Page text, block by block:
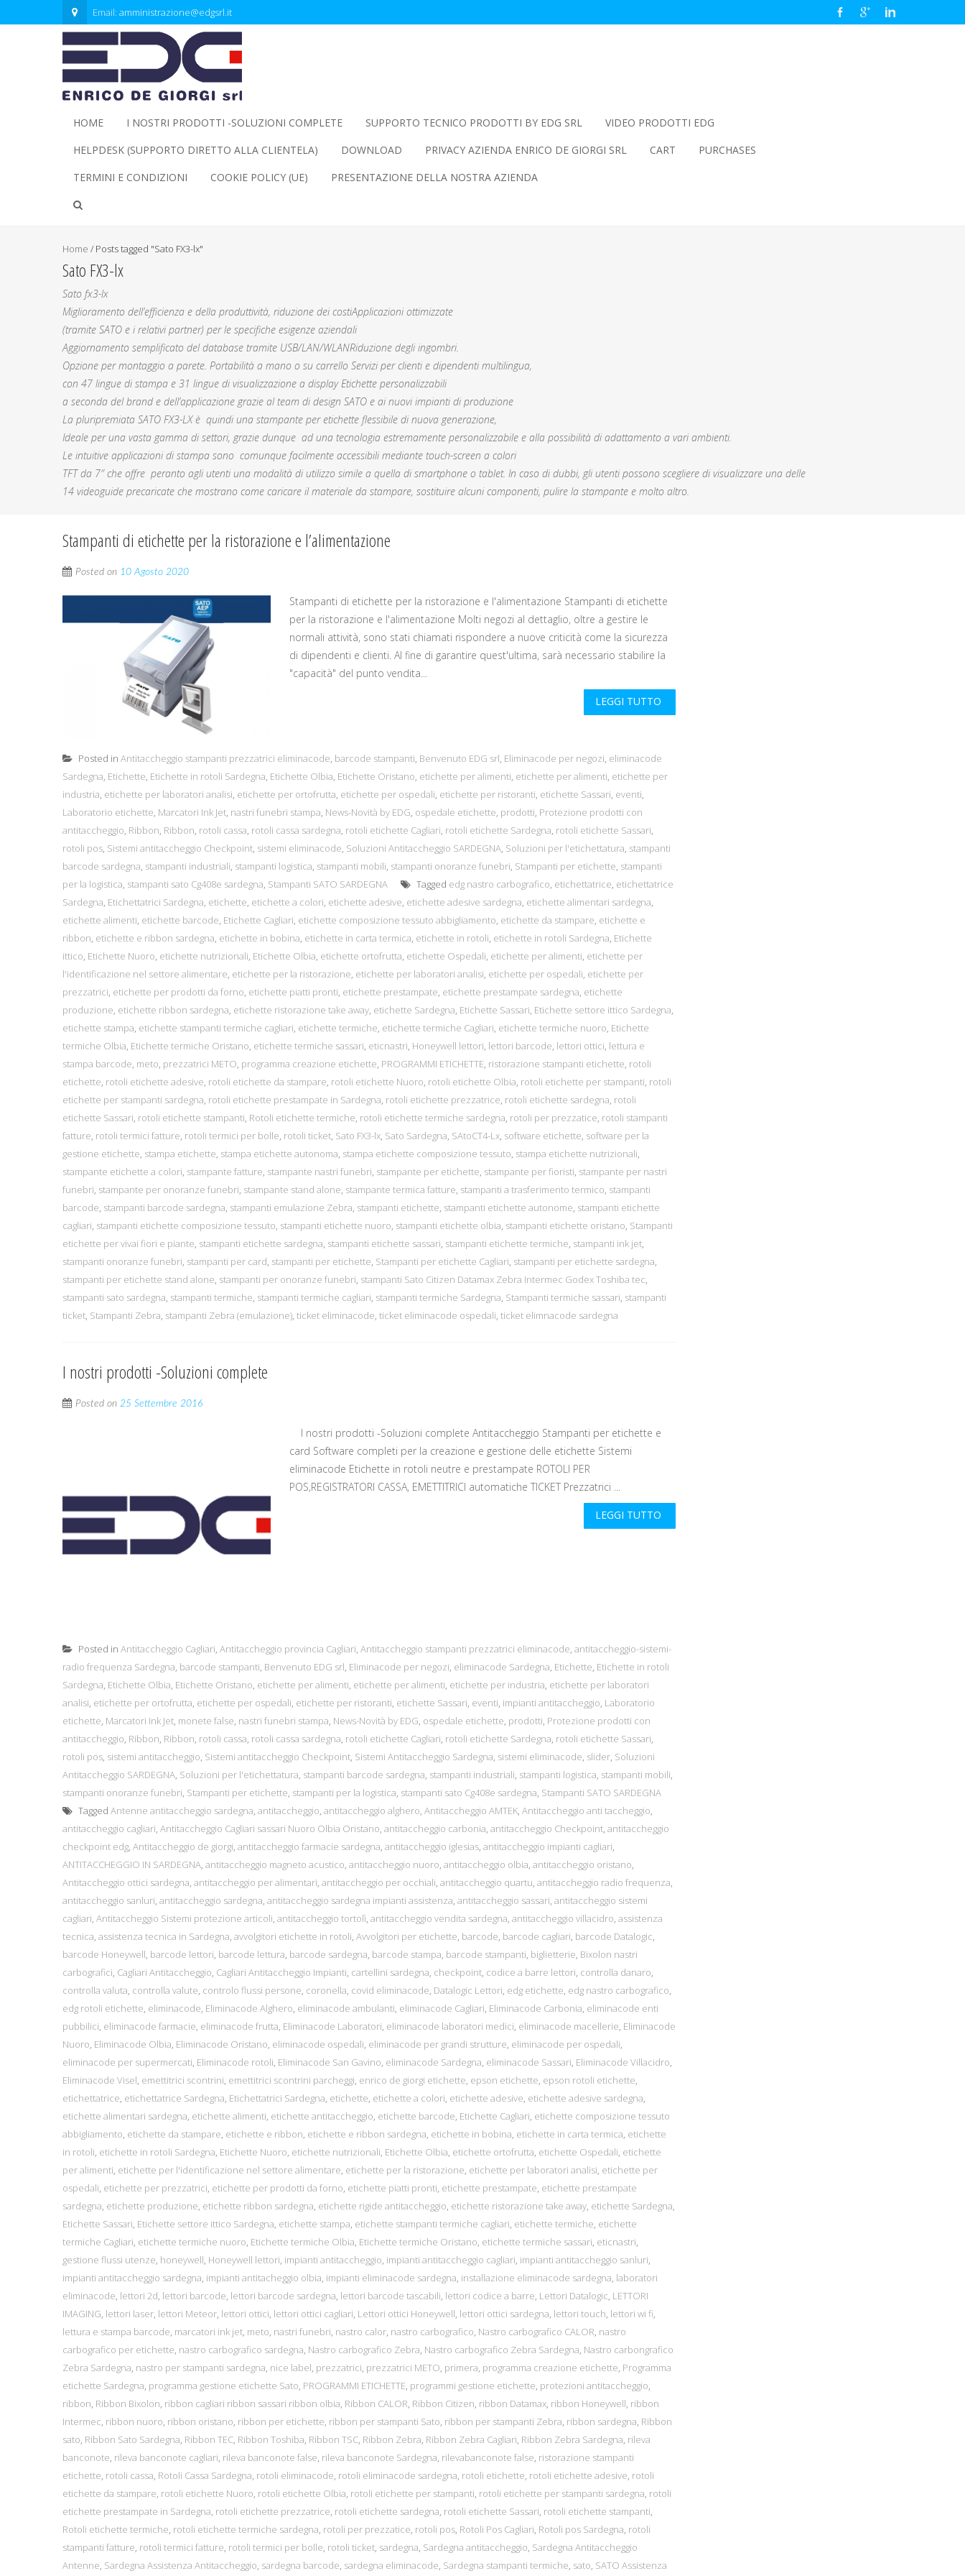
Email: amministrazione@edgsrl.it
HOME I NOSTRI PRODOTTI -SOLUZIONI COMPLETE SUPPORTO TECNICO PRODOTTI BY EDG SRL
VIDEO PRODOTTI EDG
HELPDESK (SUPPORTO DIRETTO ALLA CLIENTELA)
DOWNLOAD PRIVACY AZIENDA ENRICO DE GIORGI SRL CART
PURCHASES
TERMINI E CONDIZIONI
COOKIE POLICY (UE) PRESENTAZIONE DELLA NOSTRA AZIENDA
Home / Posts tagged "Sato FX3-lx"
Sato FX3-lx
Sato fx3-lx
Miglioramento dell’efficienza e della produttività, riduzione dei costiApplicazioni ottimizzate
(tramite SATO e i relativi partner) per le specifiche esigenze aziendali
Aggiornamento semplificato del database tramite USB/LAN/WLANRiduzione degli ingombri.
Opzione per montaggio a parete. Portabilità a mano o su carrello Servizi per clienti e dipendenti multilingua,
con 47 lingue di stampa e 31 lingue di visualizzazione a displayEtichette personalizzabili
a seconda del brand e dell’applicazione grazie al team di design SATO e ai nuovi impianti di produzione
La pluripremiata SATO FX3-LX è quindi una stampante per etichette flessibile di nuova generazione,
Ideale per una vasta gamma di settori, grazie dunque ad una tecnologia estremamente personalizzabile e alla possibilità di adattamento a vari ambienti.
Le intuitive applicazioni di stampa sono comunque facilmente accessibili mediante touch-screen a colori
TFT da 7″ che offre peranto agli utenti una modalità di utilizzo simile a quella di smartphone o tablet. In caso di dubbi, gli utenti possono scegliere di visualizzare una delle
14 videoguide precaricate che mostrano come caricare il materiale da stampare, sostituire alcuni componenti, pulire la stampante e molto altro.
Stampanti di etichette per la ristorazione e l’alimentazione
Posted on 10 Agosto 2020
Stampanti di etichette per la ristorazione e l'alimentazione Stampanti di etichette
per la ristorazione e l'alimentazione Molti negozi al dettaglio, oltre a gestire le
normali attività, sono stati chiamati rispondere a nuove criticità come la sicurezza
di dipendenti e clienti. Al fine di garantire quest'ultima, sarà necessario stabilire la
"capacità" del punto vendita...
LEGGI TUTTO
Posted in Antitaccheggio stampanti prezzatrici eliminacode, barcode stampanti, Benvenuto EDG srl, Eliminacode per negozi, eliminacode
Sardegna, Etichette, Etichette in rotoli Sardegna, Etichette Olbia, Etichette Oristano, etichette per alimenti, etichette per alimenti, etichette per
industria, etichette per laboratori analisi, etichette per ortofrutta, etichette per ospedali, etichette per ristoranti, etichette Sassari, eventi,
Laboratorio etichette, Marcatori Ink Jet, nastri funebri stampa, News-Novità by EDG, ospedale etichette, prodotti, Protezione prodotti con
antitaccheggio, Ribbon, Ribbon, rotoli cassa, rotoli cassa sardegna, rotoli etichette Cagliari, rotoli etichette Sardegna, rotoli etichette Sassari,
rotoli pos, Sistemi antitaccheggio Checkpoint, sistemi eliminacode, Soluzioni Antitaccheggio SARDEGNA, Soluzioni per l'etichettatura, stampanti
barcode sardegna, stampanti industriali, stampanti logistica, stampanti mobili, stampanti onoranze funebri, Stampanti per etichette, stampanti
per la logistica, stampanti sato Cg408e sardegna, Stampanti SATO SARDEGNA Tagged edg nastro carbografico, etichettatrice, etichettatrice
Sardegna, Etichettatrici Sardegna, etichette, etichette a colori, etichette adesive, etichette adesive sardegna, etichette alimentari sardegna,
etichette alimenti, etichette barcode, Etichette Cagliari, etichette composizione tessuto abbigliamento, etichette da stampare, etichette e
ribbon, etichette e ribbon sardegna, etichette in bobina, etichette in carta termica, etichette in rotoli, etichette in rotoli Sardegna, Etichette
ittico, Etichette Nuoro, etichette nutrizionali, Etichette Olbia, etichette ortofrutta, etichette Ospedali, etichette per alimenti, etichette per
l'identificazione nel settore alimentare, etichette per la ristorazione, etichette per laboratori analisi, etichette per ospedali, etichette per
prezzatrici, etichette per prodotti da forno, etichette piatti pronti, etichette prestampate, etichette prestampate sardegna, etichette
produzione, etichette ribbon sardegna, etichette ristorazione take away, etichette Sardegna, Etichette Sassari, Etichette settore ittico Sardegna,
etichette stampa, etichette stampanti termiche cagliari, etichette termiche, etichette termiche Cagliari, etichette termiche nuoro, Etichette
termiche Olbia, Etichette termiche Oristano, etichette termiche sassari, eticnastri, Honeywell lettori, lettori barcode, lettori ottici, lettura e
stampa barcode, meto, prezzatrici METO, programma creazione etichette, PROGRAMMI ETICHETTE, ristorazione stampanti etichette, rotoli
etichette, rotoli etichette adesive, rotoli etichette da stampare, rotoli etichette Nuoro, rotoli etichette Olbia, rotoli etichette per stampanti, rotoli
etichette per stampanti sardegna, rotoli etichette prestampate in Sardegna, rotoli etichette prezzatrice, rotoli etichette sardegna, rotoli
etichette Sassari, rotoli etichette stampanti, Rotoli etichette termiche, rotoli etichette termiche sardegna, rotoli per prezzatice, rotoli stampanti
fatture, rotoli termici fatture, rotoli termici per bolle, rotoli ticket, Sato FX3-lx, Sato Sardegna, SAtoCT4-Lx, software etichette, software per la
gestione etichette, stampa etichette, stampa etichette autonoma, stampa etichette composizione tessuto, stampa etichette nutrizionali,
stampante etichette a colori, stampante fatture, stampante nastri funebri, stampante per etichette, stampante per fioristi, stampante per nastri
funebri, stampante per onoranze funebri, stampante stand alone, stampante termica fatture, stampanti a trasferimento termico, stampanti
barcode, stampanti barcode sardegna, stampanti emulazione Zebra, stampanti etichette, stampanti etichette autonome, stampanti etichette
cagliari, stampanti etichette composizione tessuto, stampanti etichette nuoro, stampanti etichette olbia, stampanti etichette oristano, Stampanti
etichette per vivai fiori e piante, stampanti etichette sardegna, stampanti etichette sassari, stampanti etichette termiche, stampanti ink jet,
stampanti onoranze funebri, stampanti per card, stampanti per etichette, Stampanti per etichette Cagliari, stampanti per etichette sardegna,
stampanti per etichette stand alone, stampanti per onoranze funebri, stampanti Sato Citizen Datamax Zebra Intermec Godex Toshiba tec,
stampanti sato sardegna, stampanti termiche, stampanti termiche cagliari, stampanti termiche Sardegna, Stampanti termiche sassari, stampanti
ticket, Stampanti Zebra, stampanti Zebra (emulazione), ticket eliminacode, ticket eliminacode ospedali, ticket elimnacode sardegna
I nostri prodotti -Soluzioni complete
Posted on 25 Settembre 2016
I nostri prodotti -Soluzioni complete Antitaccheggio Stampanti per etichette e
card Software completi per la creazione e gestione delle etichette Sistemi
eliminacode Etichette in rotoli neutre e prestampate ROTOLI PER
POS,REGISTRATORI CASSA, EMETTITRICI automatiche TICKET Prezzatrici ...
LEGGI TUTTO
Posted in Antitaccheggio Cagliari, Antitaccheggio provincia Cagliari, Antitaccheggio stampanti prezzatrici eliminacode, antitaccheggio-sistemi-
radio frequenza Sardegna, barcode stampanti, Benvenuto EDG srl, Eliminacode per negozi, eliminacode Sardegna, Etichette, Etichette in rotoli
Sardegna, Etichette Olbia, Etichette Oristano, etichette per alimenti, etichette per alimenti, etichette per industria, etichette per laboratori
analisi, etichette per ortofrutta, etichette per ospedali, etichette per ristoranti, etichette Sassari, eventi, impianti antitaccheggio, Laboratorio
etichette, Marcatori Ink Jet, monete false, nastri funebri stampa, News-Novità by EDG, ospedale etichette, prodotti, Protezione prodotti con
antitaccheggio, Ribbon, Ribbon, rotoli cassa, rotoli cassa sardegna, rotoli etichette Cagliari, rotoli etichette Sardegna, rotoli etichette Sassari,
rotoli pos, sistemi antitaccheggio, Sistemi antitaccheggio Checkpoint, Sistemi Antitaccheggio Sardegna, sistemi eliminacode, slider, Soluzioni
Antitaccheggio SARDEGNA, Soluzioni per l'etichettatura, stampanti barcode sardegna, stampanti industriali, stampanti logistica, stampanti mobili,
stampanti onoranze funebri, Stampanti per etichette, stampanti per la logistica, stampanti sato Cg408e sardegna, Stampanti SATO SARDEGNA
Tagged Antenne antitaccheggio sardegna, antitaccheggio, antitaccheggio alghero, Antitaccheggio AMTEK, Antitaccheggio anti taccheggio,
antitaccheggio cagliari, Antitaccheggio Cagliari sassari Nuoro Olbia Oristano, antitaccheggio carbonia, antitaccheggio Checkpoint, antitaccheggio
checkpoint edg, Antitaccheggio de giorgi, antitaccheggio farmacie sardegna, antitaccheggio iglesias, antitaccheggio impianti cagliari,
ANTITACCHEGGIO IN SARDEGNA, antitaccheggio magneto acustico, antitaccheggio nuoro, antitaccheggio olbia, antitaccheggio oristano,
Antitaccheggio ottici sardegna, antitaccheggio per alimentari, antitaccheggio per occhiali, antitaccheggio quartu, antitaccheggio radio frequenza,
antitaccheggio sanluri, antitaccheggio sardegna, antitaccheggio sardegna impianti assistenza, antitaccheggio sassari, antitaccheggio sistemi
cagliari, Antitaccheggio Sistemi protezione articoli, antitaccheggio tortolì, antitaccheggio vendita sardegna, antitaccheggio villacidro, assistenza
tecnica, assistenza tecnica in Sardegna, avvolgitori etichette in rotoli, Avvolgitori per etichette, barcode, barcode cagliari, barcode Datalogic,
barcode Honeywell, barcode lettori, barcode lettura, barcode sardegna, barcode stampa, barcode stampanti, biglietterie, Bixolon nastri
carbografici, Cagliari Antitaccheggio, Cagliari Antitaccheggio Impianti, cartellini sardegna, checkpoint, codice a barre lettori, controlla danaro,
controlla valuta, controlla valute, controlo flussi persone, coronella, covid eliminacode, Datalogic Lettori, edg etichette, edg nastro carbografico,
edg rotoli etichette, eliminacode, Eliminacode Alghero, eliminacode ambulanti, eliminacode Cagliari, Eliminacode Carbonia, eliminacode enti
pubbilici, eliminacode farmacie, eliminacode frutta, Eliminacode Laboratori, eliminacode laboratori medici, eliminacode macellerie, Eliminacode
Nuoro, Eliminacode Olbia, Eliminacode Oristano, eliminacode ospedali, eliminacode per grandi strutture, eliminacode per ospedali,
eliminacode per supermercati, Eliminacode rotoli, Eliminacode San Gavino, eliminacode Sardegna, eliminacode Sassari, Eliminacode Villacidro,
Eliminacode Visel, emettitrici scontrini, emettitrici scontrini parcheggi, enrico de giorgi etichette, epson etichette, epson rotoli etichette,
etichettatrice, etichettatrice Sardegna, Etichettatrici Sardegna, etichette, etichette a colori, etichette adesive, etichette adesive sardegna,
etichette alimentari sardegna, etichette alimenti, etichette antitaccheggio, etichette barcode, Etichette Cagliari, etichette composizione tessuto
abbigliamento, etichette da stampare, etichette e ribbon, etichette e ribbon sardegna, etichette in bobina, etichette in carta termica, etichette
in rotoli, etichette in rotoli Sardegna, Etichette Nuoro, etichette nutrizionali, Etichette Olbia, etichette ortofrutta, etichette Ospedali, etichette
per alimenti, etichette per l'identificazione nel settore alimentare, etichette per la ristorazione, etichette per laboratori analisi, etichette per
ospedali, etichette per prezzatrici, etichette per prodotti da forno, etichette piatti pronti, etichette prestampate, etichette prestampate
sardegna, etichette produzione, etichette ribbon sardegna, etichette rigide antitaccheggio, etichette ristorazione take away, etichette Sardegna,
Etichette Sassari, Etichette settore ittico Sardegna, etichette stampa, etichette stampanti termiche cagliari, etichette termiche, etichette
termiche Cagliari, etichette termiche nuoro, Etichette termiche Olbia, Etichette termiche Oristano, etichette termiche sassari, eticnastri,
gestione flussi utenze, honeywell, Honeywell lettori, impianti antitaccheggio, impianti antitaccheggio cagliari, impianti antitaccheggio sanluri,
impianti antitaccheggio sardegna, impianti antitacheggio olbia, impianti eliminacode sardegna, installazione eliminacode sardegna, laboratori
eliminacode, lettori 2d, lettori barcode, lettori barcode sardegna, lettori barcode tascabili, lettori codice a barre, Lettori Datalogic, LETTORI
IMAGING, lettori laser, lettori Meteor, lettori ottici, lettori ottici cagliari, Lettori ottici Honeywell, lettori ottici sardegna, lettori touch, lettori wi fi,
lettura e stampa barcode, marcatori ink jet, meto, nastri funebri, nastro calor, nastro carbografico, Nastro carbografico CALOR, nastro
carbografico per etichette, nastro carbografico sardegna, Nastro carbografico Zebra, Nastro carbografico Zebra Sardegna, Nastro carbongrafico
Zebra Sardegna, nastro per stampanti sardegna, nice label, prezzatrici, prezzatrici METO, primera, programma creazione etichette, Programma
etichette Sardegna, programma gestione etichette Sato, PROGRAMMI ETICHETTE, programmi gestione etichette, protezioni antitaccheggio,
ribbon, Ribbon Bixolon, ribbon cagliari ribbon sassari ribbon olbia, Ribbon CALOR, Ribbon Citizen, ribbon Datamax, ribbon Honeywell, ribbon
Intermec, ribbon nuoro, ribbon oristano, ribbon per etichette, ribbon per stampanti Sato, ribbon per stampanti Zebra, ribbon sardegna, Ribbon
sato, Ribbon Sato Sardegna, Ribbon TEC, Ribbon Toshiba, Ribbon TSC, Ribbon Zebra, Ribbon Zebra Cagliari, Ribbon Zebra Sardegna, rileva
banconote, rileva banconote cagliari, rileva banconote false, rileva banconote Sardegna, rilevabanconote false, ristorazione stampanti
etichette, rotoli cassa, Rotoli Cassa Sardegna, rotoli eliminacode, rotoli eliminacode sardegna, rotoli etichette, rotoli etichette adesive, rotoli
etichette da stampare, rotoli etichette Nuoro, rotoli etichette Olbia, rotoli etichette per stampanti, rotoli etichette per stampanti sardegna, rotoli
etichette prestampate in Sardegna, rotoli etichette prezzatrice, rotoli etichette sardegna, rotoli etichette Sassari, rotoli etichette stampanti,
Rotoli etichette termiche, rotoli etichette termiche sardegna, rotoli per prezzatice, rotoli pos, Rotoli Pos Cagliari, Rotoli pos Sardegna, rotoli
stampanti fatture, rotoli termici fatture, rotoli termici per bolle, rotoli ticket, sardegna, Sardegna antitaccheggio, Sardegna Antitaccheggio
Antenne, Sardegna Assistenza Antitaccheggio, sardegna barcode, sardegna eliminacode, Sardegna stampanti termiche, sato, SATO Assistenza